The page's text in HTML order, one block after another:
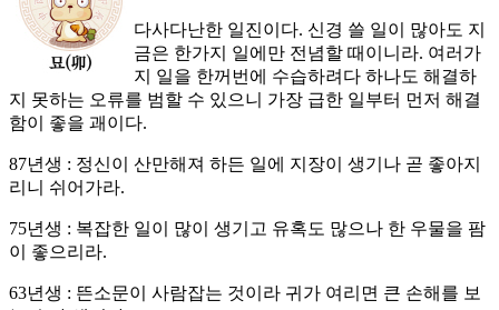
다사다난한 일진이다. 신경 쓸 일이 많아도 지
금은 한가지 일에만 전념할 때이니라. 여러가
지 일을 한꺼번에 수습하려다 하나도 해결하
지 못하는 오류를 범할 수 있으니 가장 급한 일부터 먼저 해결
함이 좋을 괘이다.
87년생 : 정신이 산만해져 하든 일에 지장이 생기나 곧 좋아지
리니 쉬어가라.
75년생 : 복잡한 일이 많이 생기고 유혹도 많으나 한 우물을 팜
이 좋으리라.
63년생 : 뜬소문이 사람잡는 것이라 귀가 여리면 큰 손해를 보